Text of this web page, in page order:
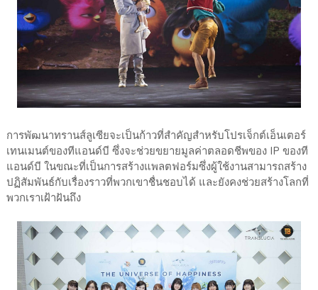
การพัฒนาทรานส์ลูเซียจะเป็นก้าวที่สำคัญสำหรับโปรเจ็กต์เอ็นเตอร์
เทนเมนต์ของทีแอนด์บี ซึ่งจะช่วยขยายมูลค่าตลอดชีพของ IP ของที
แอนด์บี ในขณะที่เป็นการสร้างแพลตฟอร์มซึ่งผู้ใช้งานสามารถสร้าง
ปฏิสัมพันธ์กับเรื่องราวที่พวกเขาชื่นชอบได้ และยังคงช่วยสร้างโลกที่
พวกเราเฝ้าฝันถึง